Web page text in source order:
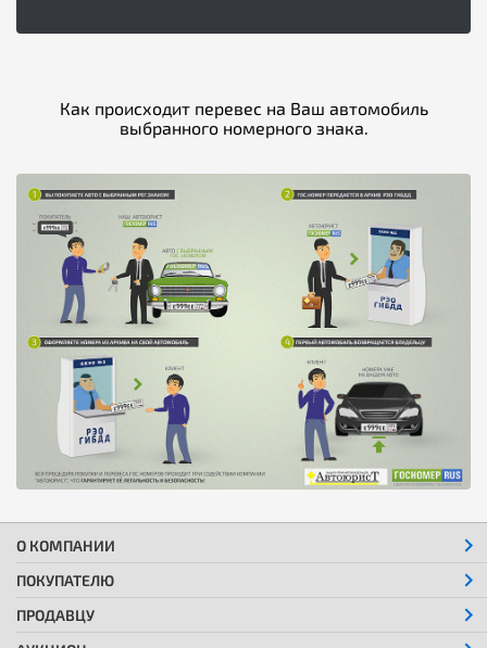
Как происходит перевес на Ваш автомобиль
выбранного номерного знака.
О КОМПАНИИ
ПОКУПАТЕЛЮ
ПРОДАВЦУ